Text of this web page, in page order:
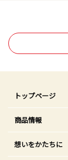
トップページ
商品情報
想いをかたちに